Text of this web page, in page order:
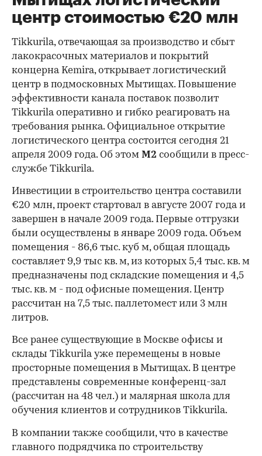
центр стоимостью €20 млн
Tikkurila, отвечающая за производство и сбыт
лакокрасочных материалов и покрытий
концерна Kemira, открывает логистический
центр в подмосковных Мытищах. Повышение
эффективности канала поставок позволит
Tikkurila оперативно и гибко реагировать на
требования рынка. Официальное открытие
логистического центра состоится сегодня 21
апреля 2009 года. Об этом М2 сообщили в пресс-
службе Tikkurila.
Инвестиции в строительство центра составили
€20 млн, проект стартовал в августе 2007 года и
завершен в начале 2009 года. Первые отгрузки
были осуществлены в январе 2009 года. Объем
помещения - 86,6 тыс. куб м, общая площадь
составляет 9,9 тыс кв. м, из которых 5,4 тыс. кв. м
предназначены под складские помещения и 4,5
тыс. кв. м - под офисные помещения. Центр
рассчитан на 7,5 тыс. паллетомест или 3 млн
литров.
Все ранее существующие в Москве офисы и
склады Tikkurila уже перемещены в новые
просторные помещения в Мытищах. В центре
представлены современные конференц-зал
(рассчитан на 48 чел.) и малярная школа для
обучения клиентов и сотрудников Tikkurila.
В компании также сообщили, что в качестве
главного подрядчика по строительству